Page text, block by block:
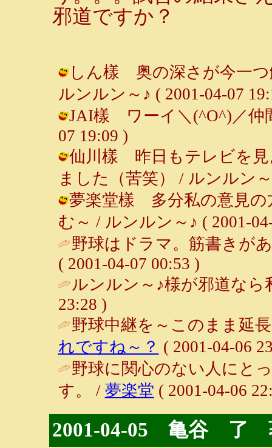
邪道ですか？
しん樣 奥の深さが今一つ
ルンルン～♪ ( 2001-04-07
JAI樣 ワーイ＼(^O^)／仲
07 19:09 )
仙川樣 昨日もテレビを見
ました（苦笑） / ルンルン
夢楽堂樣 多分私の意見の
む～ / ルンルン～♪ ( 2001-
野球はドラマ。筋書きが
( 2001-04-07 00:53 )
ルンルン～♪様が邪道な
23:28 )
野球中継を～このまま延
れですね～？ ( 2001-04-06
野球に関心のない人にと
す。 / 夢楽堂 ( 2001-04-06
2001-04-05 亀谷 了